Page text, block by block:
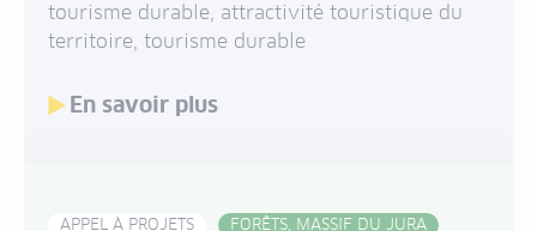
tourisme durable, attractivité touristique du
territoire, tourisme durable
En savoir plus
APPEL À PROJETS
FORÊTS, MASSIF DU JURA